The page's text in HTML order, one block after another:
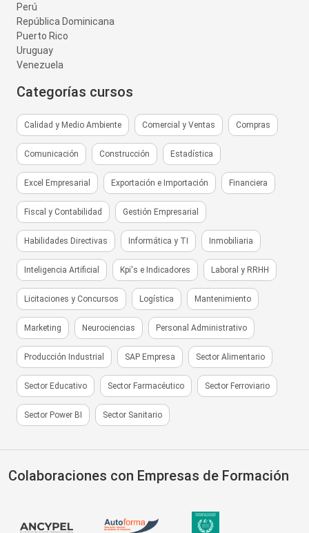
Perú
República Dominicana
Puerto Rico
Uruguay
Venezuela
Categorías cursos
Calidad y Medio Ambiente Comercial y Ventas Compras
Comunicación Construcción Estadística
Excel Empresarial Exportación e Importación Financiera
Fiscal y Contabilidad Gestión Empresarial
Habilidades Directivas Informática y TI Inmobiliaria
Inteligencia Artificial Kpi's e Indicadores Laboral y RRHH
Licitaciones y Concursos Logística Mantenimiento
Marketing Neurociencias Personal Administrativo
Producción Industrial SAP Empresa Sector Alimentario
Sector Educativo Sector Farmacéutico Sector Ferroviario
Sector Power BI Sector Sanitario
Colaboraciones con Empresas de Formación